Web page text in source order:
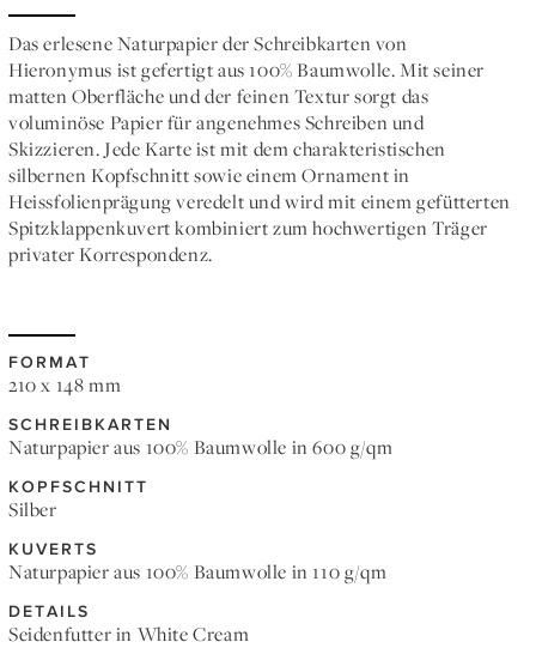
Das erlesene Naturpapier der Schreibkarten von
Hieronymus ist gefertigt aus 100% Baumwolle. Mit seiner
matten Oberfläche und der feinen Textur sorgt das
voluminöse Papier für angenehmes Schreiben und
Skizzieren. Jede Karte ist mit dem charakteristischen
silbernen Kopfschnitt sowie einem Ornament in
Heissfolienprägung veredelt und wird mit einem gefütterten
Spitzklappenkuvert kombiniert zum hochwertigen Träger
privater Korrespondenz.
FORMAT
210 x 148 mm
SCHREIBKARTEN
Naturpapier aus 100% Baumwolle in 600 g/qm
KOPFSCHNITT
Silber
KUVERTS
Naturpapier aus 100% Baumwolle in 110 g/qm
DETAILS
Seidenfutter in White Cream